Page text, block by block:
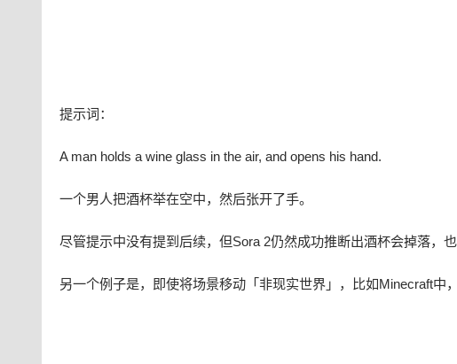
提示词：
A man holds a wine glass in the air, and opens his hand.
一个男人把酒杯举在空中，然后张开了手。
尽管提示中没有提到后续，但Sora 2仍然成功推断出酒杯会掉落，
另一个例子是，即使将场景移动「非现实世界」，比如Minecraft中